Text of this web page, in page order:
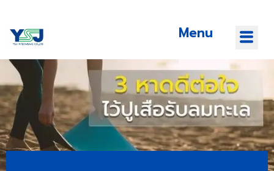
Menu